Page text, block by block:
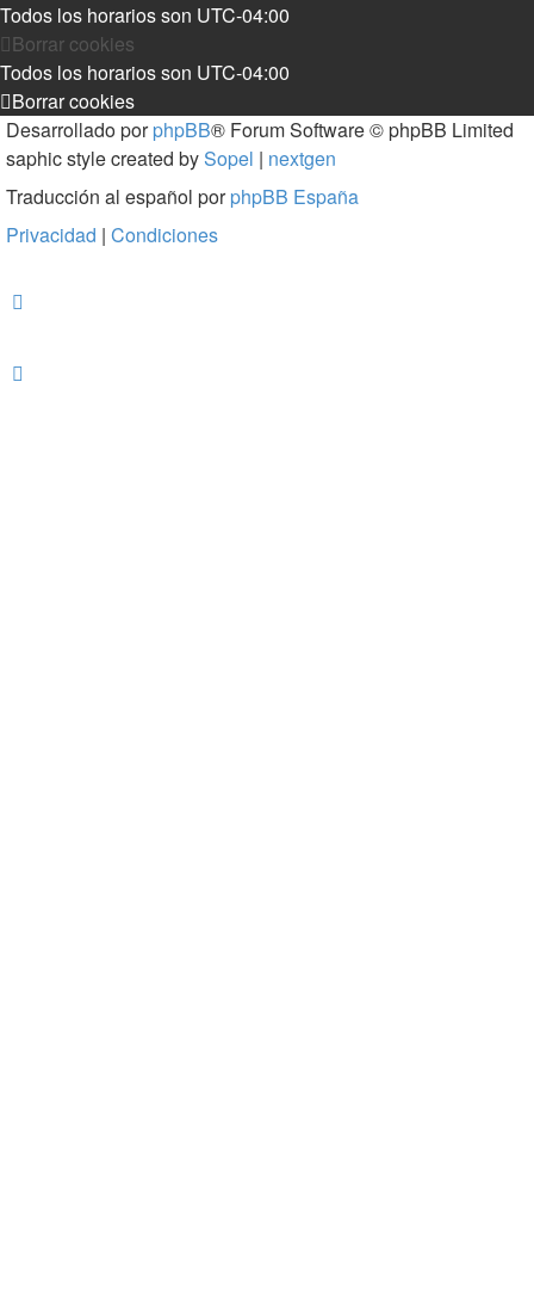
Todos los horarios son UTC-04:00
Borrar cookies
Todos los horarios son UTC-04:00
Borrar cookies
Desarrollado porphpBB® Forum Software © phpBB Limited
saphic style created bySopel | nextgen
Traducción al español porphpBB España
Privacidad | Condiciones